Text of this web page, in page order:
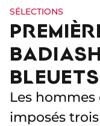
SÉLECTIONS
BLEUETS
Les hommes
imposés